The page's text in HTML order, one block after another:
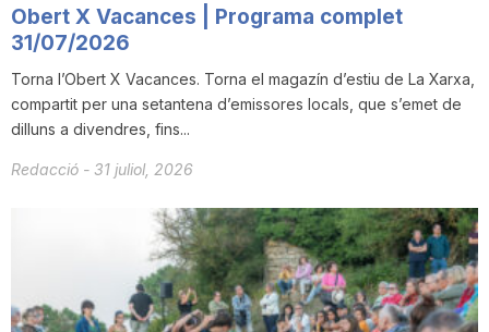
t
a
t
e
Obert X Vacances | Programa complet
31/07/2026
Torna l’Obert X Vacances. Torna el magazín d’estiu de La Xarxa,
compartit per una setantena d’emissores locals, que s’emet de
dilluns a divendres, fins...
Redacció - 31 juliol, 2026